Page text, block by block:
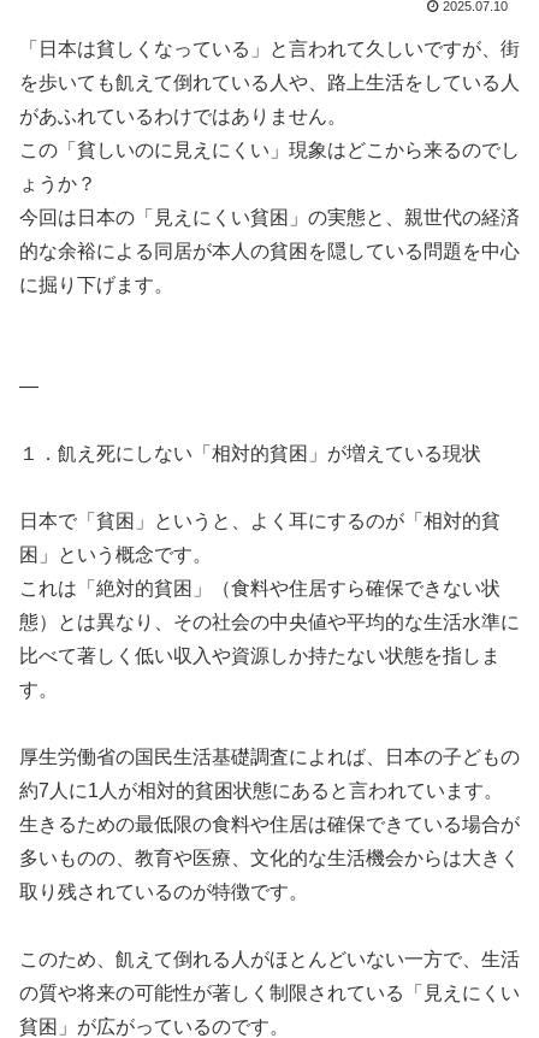
2025.07.10
「日本は貧しくなっている」と言われて久しいですが、街
を歩いても飢えて倒れている人や、路上生活をしている人
があふれているわけではありません。
この「貧しいのに見えにくい」現象はどこから来るのでし
ょうか？
今回は日本の「見えにくい貧困」の実態と、親世代の経済
的な余裕による同居が本人の貧困を隠している問題を中心
に掘り下げます。
—
１．飢え死にしない「相対的貧困」が増えている現状
日本で「貧困」というと、よく耳にするのが「相対的貧
困」という概念です。
これは「絶対的貧困」（食料や住居すら確保できない状
態）とは異なり、その社会の中央値や平均的な生活水準に
比べて著しく低い収入や資源しか持たない状態を指しま
す。
厚生労働省の国民生活基礎調査によれば、日本の子どもの
約7人に1人が相対的貧困状態にあると言われています。
生きるための最低限の食料や住居は確保できている場合が
多いものの、教育や医療、文化的な生活機会からは大きく
取り残されているのが特徴です。
このため、飢えて倒れる人がほとんどいない一方で、生活
の質や将来の可能性が著しく制限されている「見えにくい
貧困」が広がっているのです。